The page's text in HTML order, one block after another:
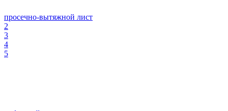
просечно-вытяжной лист
2
3
4
5